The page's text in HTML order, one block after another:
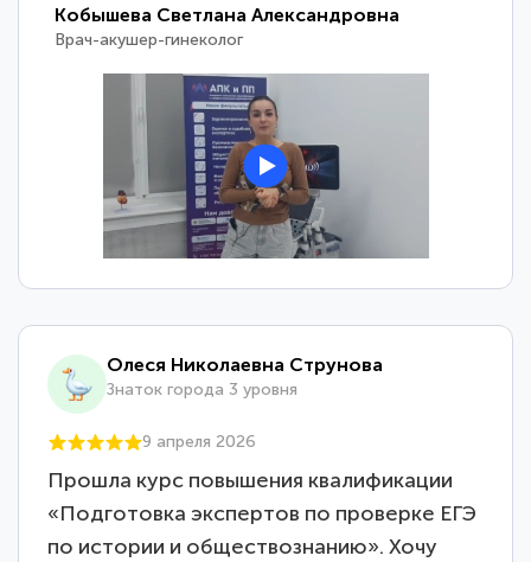
Кобышева Светлана Александровна
Врач-акушер-гинеколог
Олеся Николаевна Струнова
Знаток города 3 уровня
9 апреля 2026
Прошла курс повышения квалификации
«Подготовка экспертов по проверке ЕГЭ
по истории и обществознанию». Хочу